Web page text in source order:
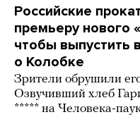
Российские
премьеру нового
чтобы выпустить
о Колобке
Зрители обрушили
Озвучивший хлеб
***** на Человека-